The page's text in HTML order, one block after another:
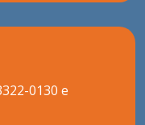
0130 e